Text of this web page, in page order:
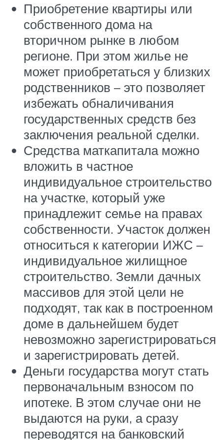
Приобретение квартиры или
собственного дома на
вторичном рынке в любом
регионе. При этом жилье не
может приобретаться у близких
родственников – это позволяет
избежать обналичивания
государственных средств без
заключения реальной сделки.
Средства маткапитала можно
вложить в частное
индивидуальное строительство
на участке, который уже
принадлежит семье на правах
собственности. Участок должен
относиться к категории ИЖС –
индивидуальное жилищное
строительство. Земли дачных
массивов для этой цели не
подходят, так как в построенном
доме в дальнейшем будет
невозможно зарегистрироваться
и зарегистрировать детей.
Деньги государства могут стать
первоначальным взносом по
ипотеке. В этом случае они не
выдаются на руки, а сразу
переводятся на банковский